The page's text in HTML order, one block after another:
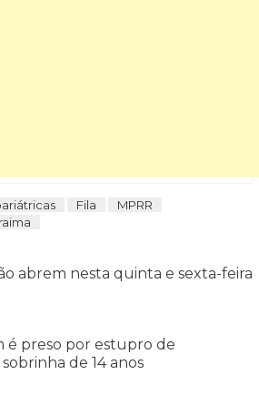
Fila
MPRR
abrem nesta quinta e sexta-feira
é preso por estupro de
de 14 anos